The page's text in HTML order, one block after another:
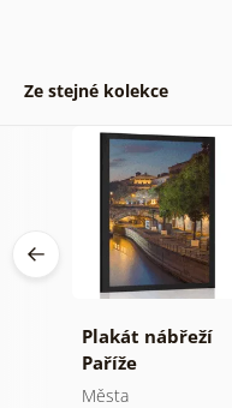
Ze stejné kolekce
Plakát nábřeží
Paříže
Města